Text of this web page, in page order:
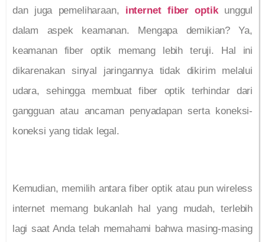
dan juga pemeliharaan, internet fiber optik
unggul
dalam aspek keamanan. Mengapa demikian? Ya,
keamanan fiber optik memang lebih teruji. Hal ini
dikarenakan sinyal jaringannya tidak dikirim melalui
udara, sehingga membuat fiber optik terhindar dari
gangguan atau ancaman penyadapan serta koneksi-
koneksi yang tidak legal.
Kemudian, memilih antara fiber optik atau pun wireless
internet memang bukanlah hal yang mudah, terlebih
lagi saat Anda telah memahami bahwa masing-masing